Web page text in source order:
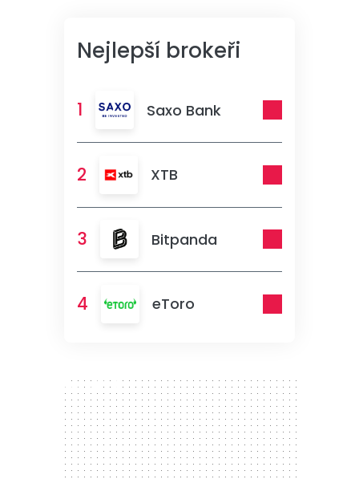
Nejlepší brokeři
1 Saxo Bank
2 XTB
3 Bitpanda
4 eToro
300 x 250